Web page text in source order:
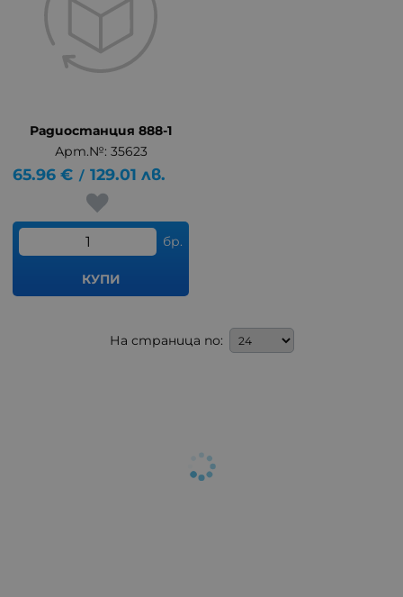
Радиостанция 888-1
Арт.№: 35623
65.96 € / 129.01 лв.
бр.
КУПИ
На страница по: